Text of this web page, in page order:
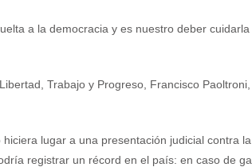
a la democracia y es nuestro deber
Trabajo y Progreso, Francisco
lugar a una presentación judicial contra
registrar un récord en el país: en caso de